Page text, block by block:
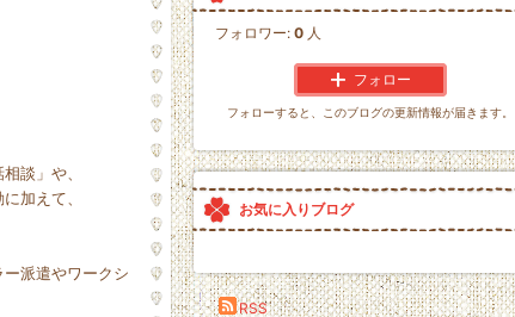
談」や、
加えて、
派遣やワークシ
フォロワー: 0 人
フォロー
フォローすると、このブログの更新情報が届きます。
お気に入りブログ
RSS